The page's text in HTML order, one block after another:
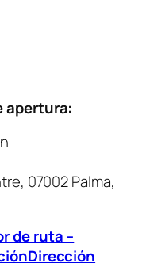
apertura:
07002 Palma,
de ruta –